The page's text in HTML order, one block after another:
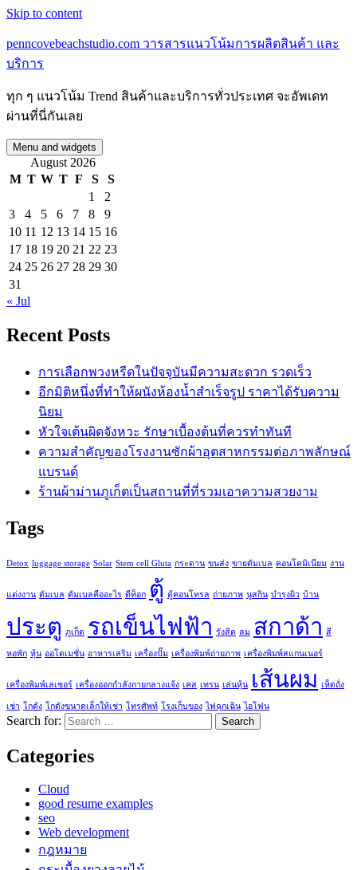
Skip to content
penncovebeachstudio.com วารสารแนวโน้มการผลิตสินค้า และ
บริการ
ทุก ๆ แนวโน้ม Trend สินค้าและบริการทั่วประเทศ จะอัพเดท
ผ่านที่นี่กันเลย
Menu and widgets
August 2026
M T W T F S
S
1
2
3
4 5 6 7 8
9
10 11 12 13 14 15 16
17 18 19 20 21 22 23
24 25 26 27 28 29 30
31
« Jul
Recent Posts
การเลือกพวงหรีดในปัจจุบันมีความสะดวก รวดเร็ว
อีกมิติหนึ่งที่ทำให้ผนังห้องน้ำสำเร็จรูป ราคาได้รับความ
นิยม
หัวใจเต้นผิดจังหวะ รักษาเบื้องต้นที่ควรทำทันที
ความสำคัญของโรงงานซักผ้าอุตสาหกรรมต่อภาพลักษณ์
แบรนด์
ร้านผ้าม่านภูเก็ตเป็นสถานที่ที่รวมเอาความสวยงาม
Tags
Detox luggage storage Solar Stem cell Gluta กระดาน ขนส่ง ขายดัมเบล คอนโดมิเนียม งาน
แต่งงาน ดัมเบล ดัมเบลคืออะไร ดีท็อก ตู้ ตู้คอนโทรล ถ่ายภาพ นูสกิน บำรุงผิว บ้าน
ประตู ภูเก็ต รถเข็นไฟฟ้า รังสิต ลม สกาด้า สี
หอพัก หุ้น ออโตเมชั่น อาหารเสริม เครื่องปั๊ม เครื่องพิมพ์ถ่ายภาพ เครื่องพิมพ์สแกนเนอร์
เครื่องพิมพ์เลเซอร์ เครื่องออกกำลังกายกลางแจ้ง เคส เทรน เล่นหุ้น เส้นผม เห็ดถั่ง
เช่า โกดัง โกดังขนาดเล็กให้เช่า โทรศัพท์ โรงเก็บของ ไฟฉุกเฉิน ไอโฟน
Search for:
Categories
Cloud
good resume examples
seo
Web development
กฎหมาย